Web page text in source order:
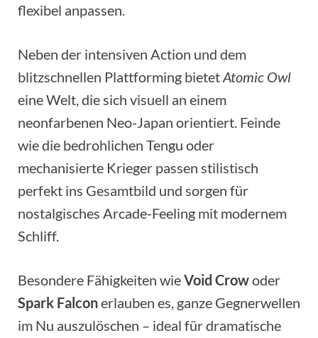
flexibel anpassen.
Neben der intensiven Action und dem
blitzschnellen Plattforming bietetAtomic Owl
eine Welt, die sich visuell an einem
neonfarbenen Neo-Japan orientiert. Feinde
wie die bedrohlichen Tengu oder
mechanisierte Krieger passen stilistisch
perfekt ins Gesamtbild und sorgen für
nostalgisches Arcade-Feeling mit modernem
Schliff.
Besondere Fähigkeiten wieVoid Crowoder
Spark Falconerlauben es, ganze Gegnerwellen
im Nu auszulöschen – ideal für dramatische